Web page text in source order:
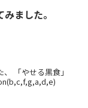
ました。
「やせる黒食」